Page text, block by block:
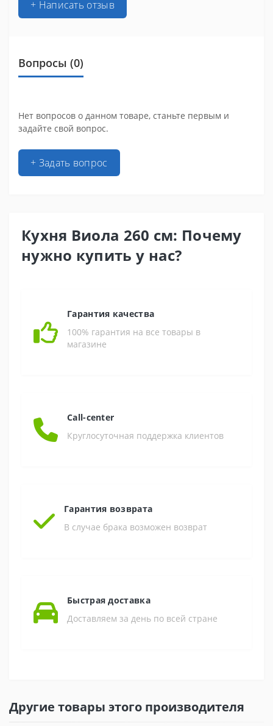
+ Написать отзыв
Вопросы (0)
Нет вопросов о данном товаре, станьте первым и
задайте свой вопрос.
+ Задать вопрос
Кухня Виола 260 см: Почему
нужно купить у нас?
Гарантия качества
100% гарантия на все товары в
магазине
Call-center
Круглосуточная поддержка клиентов
Гарантия возврата
В случае брака возможен возврат
Быстрая доставка
Доставляем за день по всей стране
Другие товары этого производителя